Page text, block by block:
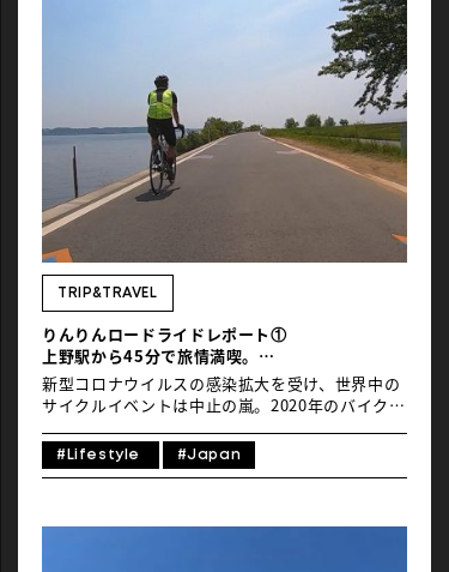
TRIP&TRAVEL
りんりんロードライドレポート①
上野駅から45分で旅情満喫。
霞ヶ浦1周110kmと、ライダーに優しい街土浦
新型コロナウイルスの感染拡大を受け、世界中の
サイクルイベントは中止の嵐。2020年のバイクニ
クルチャレンジも、今回やむなく中止となりまし
た。 一方、自転車通勤やインドアサイクルを始め
旅がしたい」と思うのは、我々だけではないは
#Lifestyle #Japan